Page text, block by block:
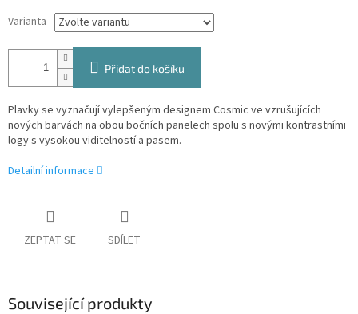
Varianta
Přidat do košíku
Plavky se vyznačují vylepšeným designem Cosmic ve vzrušujících
nových barvách na obou bočních panelech spolu s novými kontrastními
logy s vysokou viditelností a pasem.
Detailní informace
ZEPTAT SE SDÍLET
Související produkty